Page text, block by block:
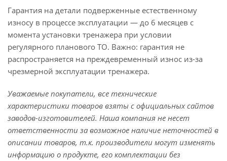
Гарантия на детали подверженные естественному
износу в процессе эксплуатации — до 6 месяцев с
момента установки тренажера при условии
регулярного планового ТО. Важно: гарантия не
распространяется на преждевременный износ из-за
чрезмерной эксплуатации тренажера.
Уважаемые покупатели, все технические
характеристики товаров взяты с официальных сайтов
заводов-изготовителей. Наша компания не несет
ответственности за возможное наличие неточностей в
описании товаров, т.к. производители могут изменять
информацию о продукте, его комплектации без